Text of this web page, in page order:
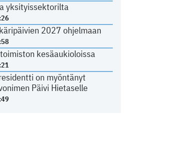
yksityissektorilta
2027 ohjelmaan
kesäaukioloissa
on myöntänyt
Päivi Hietaselle